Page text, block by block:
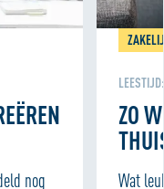
nog
ZO
Wat